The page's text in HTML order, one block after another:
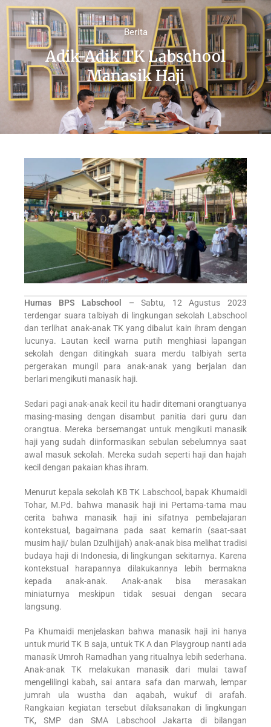
Berita
Adik-Adik TK Labschool
Manasik Haji
Humas BPS Labschool –Sabtu, 12 Agustus 2023
terdengar suara talbiyah di lingkungan sekolah Labschool
dan terlihat anak-anak TK yang dibalut kain ihram dengan
lucunya. Lautan kecil warna putih menghiasi lapangan
sekolah dengan ditingkah suara merdu talbiyah serta
pergerakan mungil para anak-anak yang berjalan dan
berlari mengikuti manasik haji.
Sedari pagi anak-anak kecil itu hadir ditemani orangtuanya
masing-masing dengan disambut panitia dari guru dan
orangtua. Mereka bersemangat untuk mengikuti manasik
haji yang sudah diinformasikan sebulan sebelumnya saat
awal masuk sekolah. Mereka sudah seperti haji dan hajah
kecil dengan pakaian khas ihram.
Menurut kepala sekolah KB TK Labschool, bapak Khumaidi
Tohar, M.Pd. bahwa manasik haji ini Pertama-tama mau
cerita bahwa manasik haji ini sifatnya pembelajaran
kontekstual, bagaimana pada saat kemarin (saat-saat
musim haji/ bulan Dzulhijjah) anak-anak bisa melihat tradisi
budaya haji di Indonesia, di lingkungan sekitarnya. Karena
kontekstual harapannya dilakukannya lebih bermakna
kepada anak-anak. Anak-anak bisa merasakan
miniaturnya meskipun tidak sesuai dengan secara
langsung.
Pa Khumaidi menjelaskan bahwa manasik haji ini hanya
untuk murid TK B saja, untuk TK A dan Playgroup nanti ada
manasik Umroh Ramadhan yang ritualnya lebih sederhana.
Anak-anak TK melakukan manasik dari mulai tawaf
mengelilingi kabah, sai antara safa dan marwah, lempar
jumrah ula wustha dan aqabah, wukuf di arafah.
Rangkaian kegiatan tersebut dilaksanakan di lingkungan
TK, SMP dan SMA Labschool Jakarta di bilangan